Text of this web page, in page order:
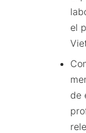
el
de